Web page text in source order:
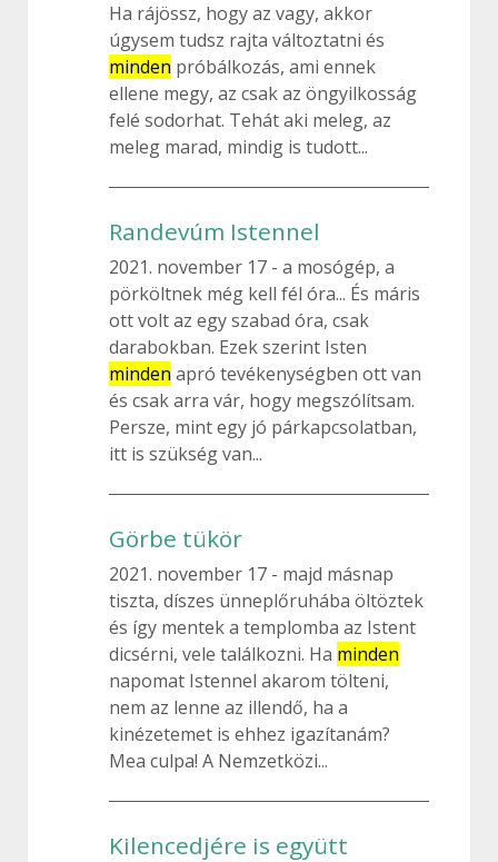
Ha rájössz, hogy az vagy, akkor
úgysem tudsz rajta változtatni és
minden próbálkozás, ami ennek
ellene megy, az csak az öngyilkosság
felé sodorhat. Tehát aki meleg, az
meleg marad, mindig is tudott...
Randevúm Istennel
2021. november 17
a mosógép, a
pörköltnek még kell fél óra... És máris
ott volt az egy szabad óra, csak
darabokban. Ezek szerint Isten
minden apró tevékenységben ott van
és csak arra vár, hogy megszólítsam.
Persze, mint egy jó párkapcsolatban,
itt is szükség van...
Görbe tükör
2021. november 17
majd másnap
tiszta, díszes ünneplőruhába öltöztek
és így mentek a templomba az Istent
dicsérni, vele találkozni. Ha minden
napomat Istennel akarom tölteni,
nem az lenne az illendő, ha a
kinézetemet is ehhez igazítanám?
Mea culpa! A Nemzetközi...
Kilencedjére is együtt